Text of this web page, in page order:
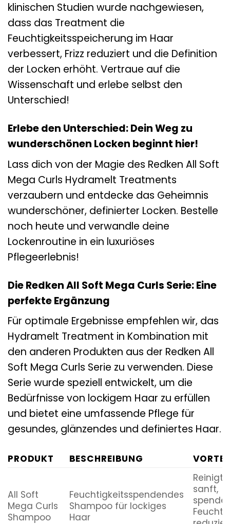
klinischen Studien wurde nachgewiesen,
dass das Treatment die
Feuchtigkeitsspeicherung im Haar
verbessert, Frizz reduziert und die Definition
der Locken erhöht. Vertraue auf die
Wissenschaft und erlebe selbst den
Unterschied!
Erlebe den Unterschied: Dein Weg zu
wunderschönen Locken beginnt hier!
Lass dich von der Magie des Redken All Soft
Mega Curls Hydramelt Treatments
verzaubern und entdecke das Geheimnis
wunderschöner, definierter Locken. Bestelle
noch heute und verwandle deine
Lockenroutine in ein luxuriöses
Pflegeerlebnis!
Die Redken All Soft Mega Curls Serie: Eine
perfekte Ergänzung
Für optimale Ergebnisse empfehlen wir, das
Hydramelt Treatment in Kombination mit
den anderen Produkten aus der Redken All
Soft Mega Curls Serie zu verwenden. Diese
Serie wurde speziell entwickelt, um die
Bedürfnisse von lockigem Haar zu erfüllen
und bietet eine umfassende Pflege für
gesundes, glänzendes und definiertes Haar.
PRODUKT BESCHREIBUNG
All Soft
Mega Curls
Shampoo
Feuchtigkeitsspendendes
Shampoo für lockiges
Haar
Reinigt
sanft,
spendet